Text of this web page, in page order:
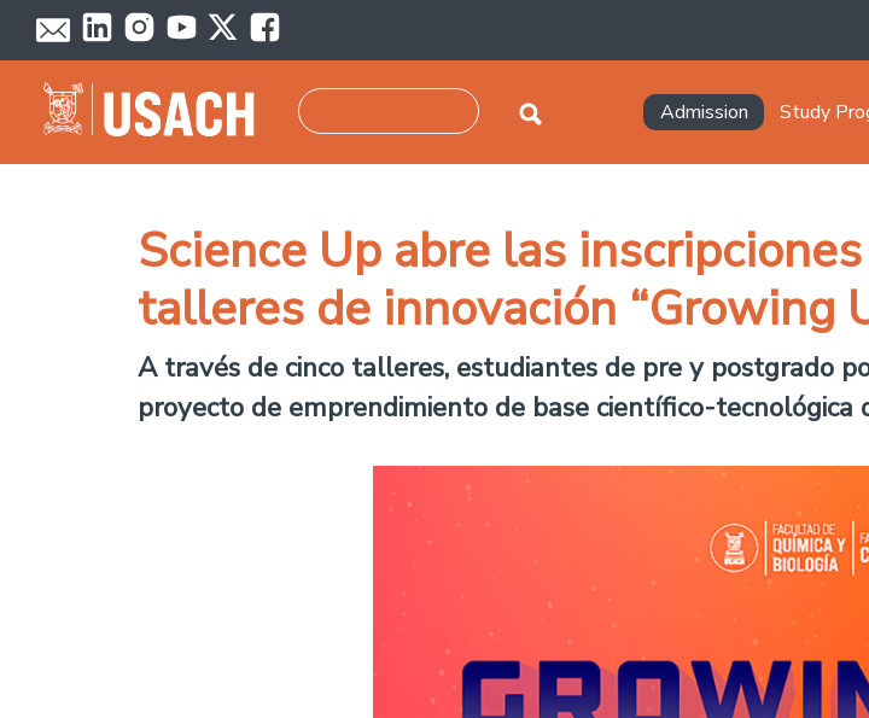
Skip to main content
Navegación principal
Admission Study
Science Up abre las
talleres de innovación “Growing
A través de cinco talleres, estudiantes de pre y postgrado
proyecto de emprendimiento de base científico-tecnológica